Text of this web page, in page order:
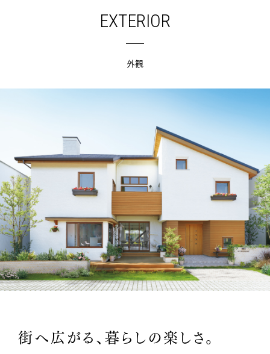
EXTERIOR
外観
街へ広がる、暮らしの楽しさ。